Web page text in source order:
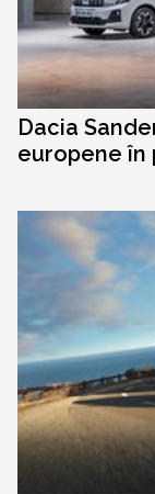
Dacia
europene în